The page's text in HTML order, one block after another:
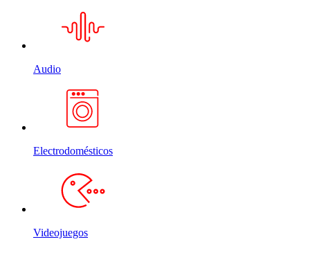
Audio
Electrodomésticos
Videojuegos